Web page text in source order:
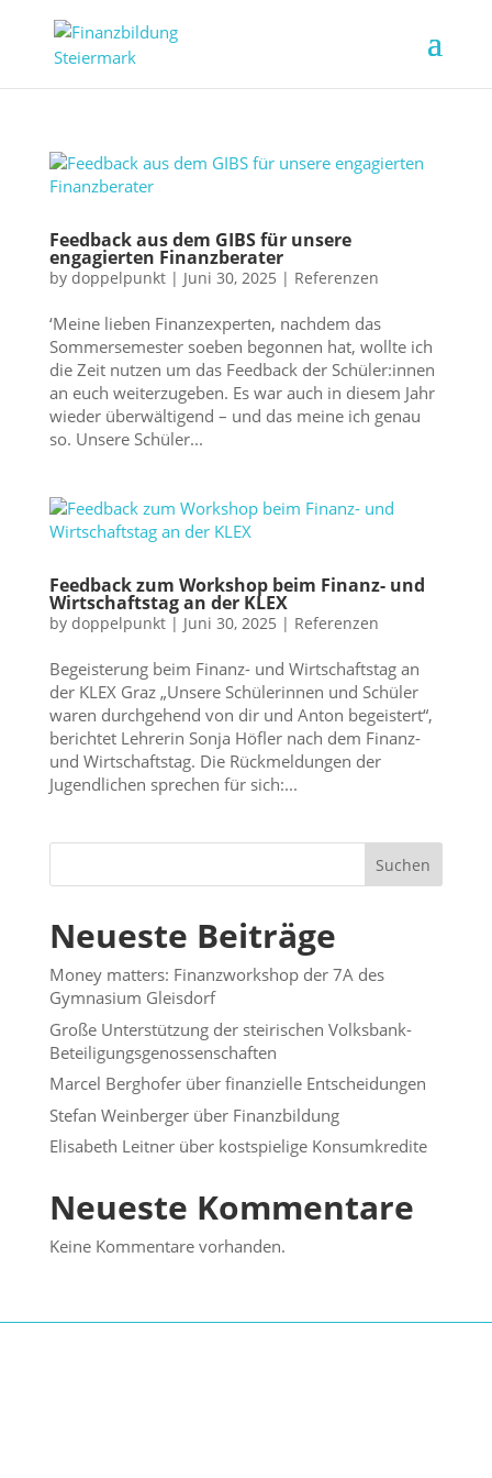
Feedback aus dem GIBS für unsere
engagierten Finanzberater
by doppelpunkt| Juni 30, 2025 | Referenzen
‘Meine lieben Finanzexperten, nachdem das
Sommersemester soeben begonnen hat, wollte ich
die Zeit nutzen um das Feedback der Schüler:innen
an euch weiterzugeben. Es war auch in diesem Jahr
wieder überwältigend – und das meine ich genau
so. Unsere Schüler...
Feedback zum Workshop beim Finanz- und
Wirtschaftstag an der KLEX
by doppelpunkt| Juni 30, 2025 | Referenzen
Begeisterung beim Finanz- und Wirtschaftstag an
der KLEX Graz „Unsere Schülerinnen und Schüler
waren durchgehend von dir und Anton begeistert“,
berichtet Lehrerin Sonja Höfler nach dem Finanz-
und Wirtschaftstag. Die Rückmeldungen der
Jugendlichen sprechen für sich:...
Suchen
Neueste Beiträge
Money matters: Finanzworkshop der 7A des
Gymnasium Gleisdorf
Große Unterstützung der steirischen Volksbank-
Beteiligungsgenossenschaften
Marcel Berghofer über finanzielle Entscheidungen
Stefan Weinberger über Finanzbildung
Elisabeth Leitner über kostspielige Konsumkredite
Neueste Kommentare
Keine Kommentare vorhanden.